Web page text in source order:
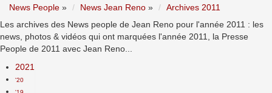
News People » News Jean Reno »
Archives 2011
Les archives des News people de Jean Reno pour l'année 2011 : les
news, photos & vidéos qui ont marquées l'année 2011, la Presse
People de 2011 avec Jean Reno...
2021
'20